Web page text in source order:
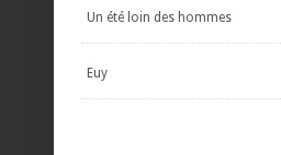
Un été loin des hommes
Euy